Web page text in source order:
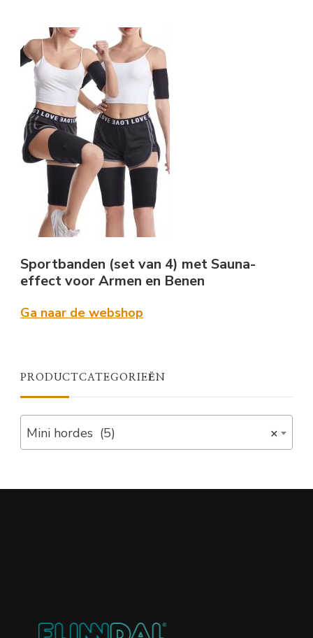
Sportbanden (set van 4) met Sauna-
effect voor Armen en Benen
Ga naar de webshop
PRODUCTCATEGORIEËN
×
Mini hordes (5)